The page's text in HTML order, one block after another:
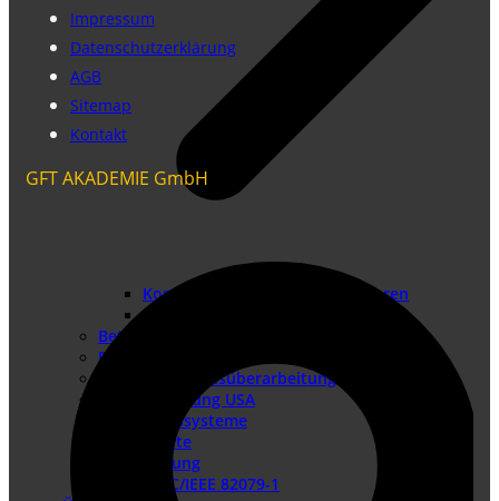
Konformitätsbewertungsverfahren
Risikobeurteilung
Betriebsanleitung erstellen
Doku-Check
Dokumentationsüberarbeitung
Produkthaftung USA
Redaktionssysteme
DTP-Dienste
Lokalisierung
DIN EN IEC/IEEE 82079-1
Impressum
Datenschutzerklärung
AGB
Sitemap
Kontakt
GFT AKADEMIE GmbH